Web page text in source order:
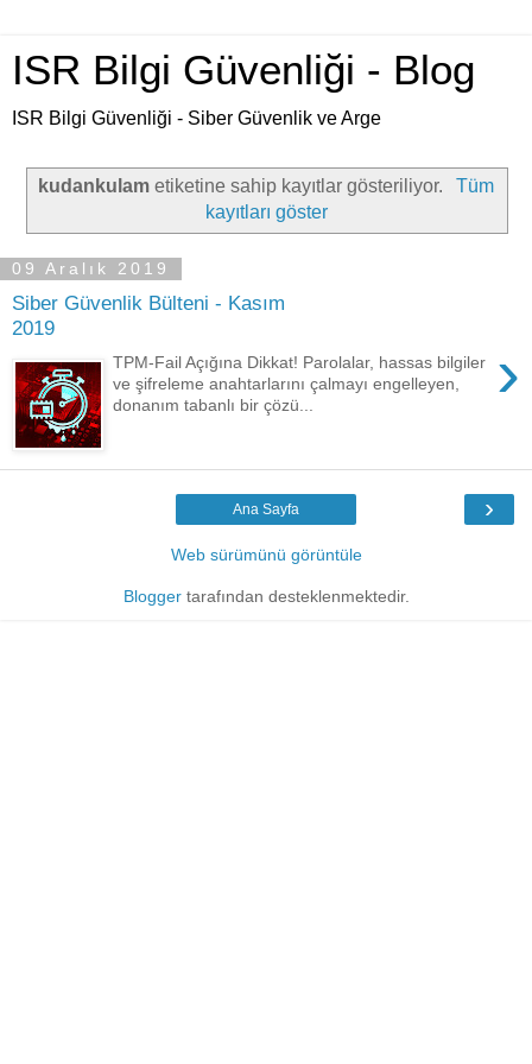
ISR Bilgi Güvenliği - Blog
ISR Bilgi Güvenliği - Siber Güvenlik ve Arge
kudankulam etiketine sahip kayıtlar gösteriliyor.
Tüm
kayıtları göster
09 Aralık 2019
Siber Güvenlik Bülteni - Kasım
2019
›
TPM-Fail Açığına Dikkat! Parolalar, hassas bilgiler
ve şifreleme anahtarlarını çalmayı engelleyen,
donanım tabanlı bir çözü...
›
Ana Sayfa
Web sürümünü görüntüle
Bloggertarafından desteklenmektedir.